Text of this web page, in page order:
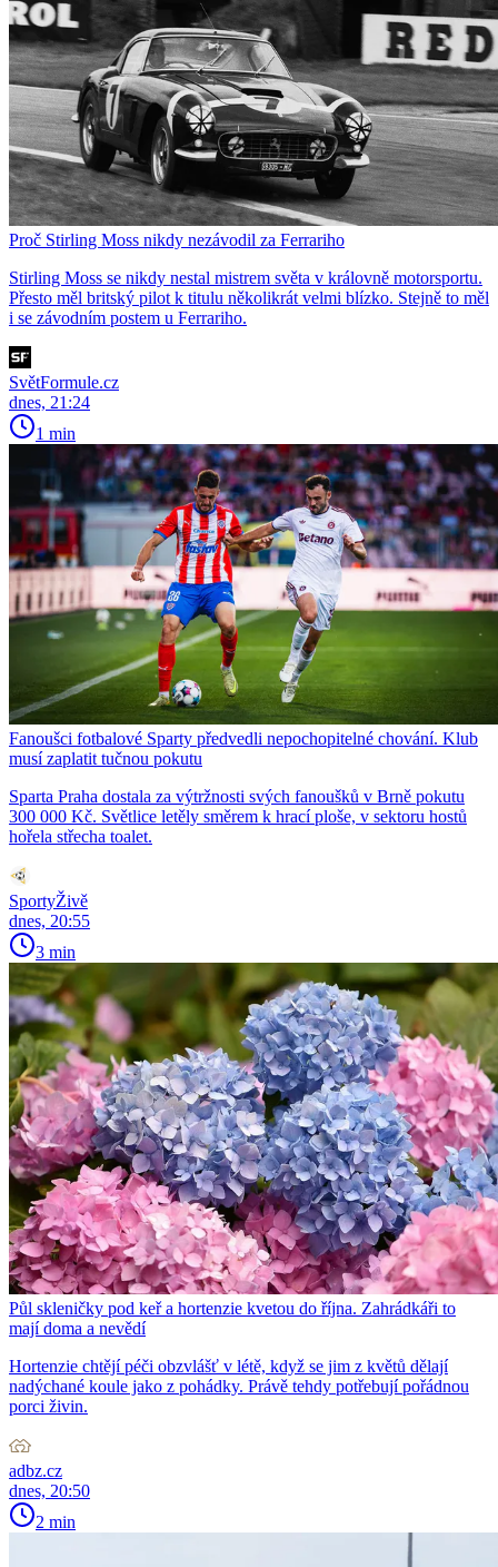
Proč Stirling Moss nikdy nezávodil za Ferrariho
Stirling Moss se nikdy nestal mistrem světa v královně motorsportu.
Přesto měl britský pilot k titulu několikrát velmi blízko. Stejně to měl
i se závodním postem u Ferrariho.
SvětFormule.cz
dnes, 21:24
1 min
Fanoušci fotbalové Sparty předvedli nepochopitelné chování. Klub
musí zaplatit tučnou pokutu
Sparta Praha dostala za výtržnosti svých fanoušků v Brně pokutu
300 000 Kč. Světlice letěly směrem k hrací ploše, v sektoru hostů
hořela střecha toalet.
SportyŽivě
dnes, 20:55
3 min
Půl skleničky pod keř a hortenzie kvetou do října. Zahrádkáři to
mají doma a nevědí
Hortenzie chtějí péči obzvlášť v létě, když se jim z květů dělají
nadýchané koule jako z pohádky. Právě tehdy potřebují pořádnou
porci živin.
adbz.cz
dnes, 20:50
2 min